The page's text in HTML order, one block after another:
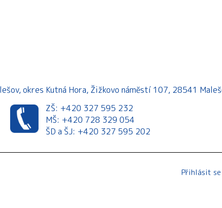
okres Kutná Hora, Žižkovo náměstí 107, 28541
ZŠ: +420 327 595 232
MŠ: +420 728 329 054
ŠD a ŠJ: +420 327 595 202
Přihlásit se